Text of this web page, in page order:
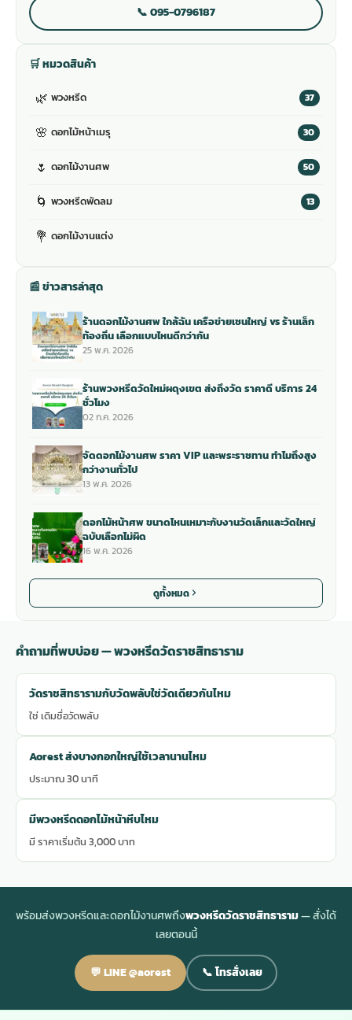
📞 095-0796187
🛒 หมวดสินค้า
🌿 พวงหรีด 37
🌸 ดอกไม้หน้าเมรุ 30
🌷 ดอกไม้งานศพ 50
🌀 พวงหรีดพัดลม 13
💐 ดอกไม้งานแต่ง
📰 ข่าวสารล่าสุด
ร้านดอกไม้งานศพ ใกล้ฉัน เครือข่ายเชนใหญ่ vs ร้านเล็ก
ท้องถิ่น เลือกแบบไหนดีกว่ากัน
25 พ.ค. 2026
ร้านพวงหรีดวัดใหม่ผดุงเขต ส่งถึงวัด ราคาดี บริการ 24
ชั่วโมง
02 ก.ค. 2026
จัดดอกไม้งานศพ ราคา VIP และพระราชทาน ทำไมถึงสูง
กว่างานทั่วไป
13 พ.ค. 2026
ดอกไม้หน้าศพ ขนาดไหนเหมาะกับงานวัดเล็กและวัดใหญ่
ฉบับเลือกไม่ผิด
16 พ.ค. 2026
ดูทั้งหมด
คำถามที่พบบ่อย — พวงหรีดวัดราชสิทธาราม
วัดราชสิทธารามกับวัดพลับใช่วัดเดียวกันไหม
ใช่ เดิมชื่อวัดพลับ
Aorest ส่งบางกอกใหญ่ใช้เวลานานไหม
ประมาณ 30 นาที
มีพวงหรีดดอกไม้หน้าหีบไหม
มี ราคาเริ่มต้น 3,000 บาท
พร้อมส่งพวงหรีดและดอกไม้งานศพถึงพวงหรีดวัดราชสิทธาราม— สั่งได้
เลยตอนนี้
💬 LINE @aorest 📞 โทรสั่งเลย